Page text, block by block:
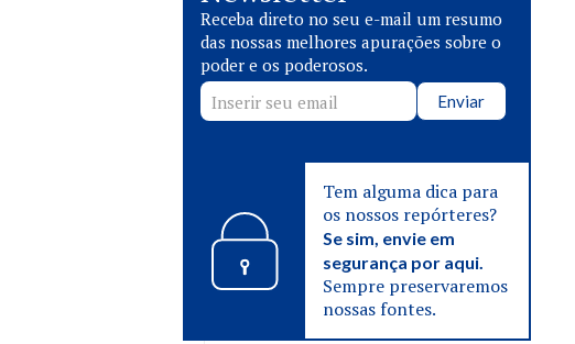
Receba direto no seu e-mail um resumo
das nossas melhores apurações sobre o
poder e os poderosos.
Enviar
Tem alguma dica para
os nossos repórteres?
Se sim, envie em
segurança por aqui.
Sempre preservaremos
nossas fontes.